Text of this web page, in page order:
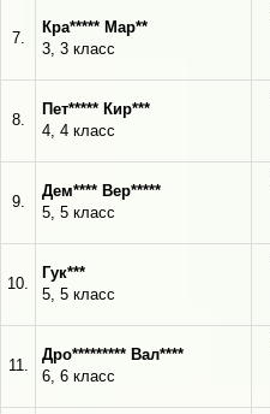
7.
Кра***** Мар**
3, 3 класс
8.
Пет***** Кир***
4, 4 класс
9.
Дем**** Вер*****
5, 5 класс
10.
Гук***
5, 5 класс
11.
Дро********* Вал****
6, 6 класс